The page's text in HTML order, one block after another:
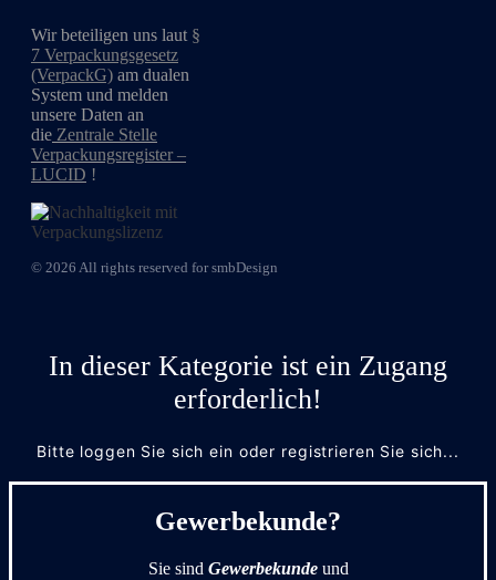
Wir beteiligen uns laut §
7 Verpackungsgesetz
(VerpackG) am dualen
System und melden
unsere Daten an
die Zentrale Stelle
Verpackungsregister –
LUCID !
© 2026 All rights reserved for smbDesign
In dieser Kategorie ist ein Zugang
erforderlich!
Bitte loggen Sie sich ein oder registrieren Sie sich...
Gewerbekunde?
Sie sind Gewerbekundeund